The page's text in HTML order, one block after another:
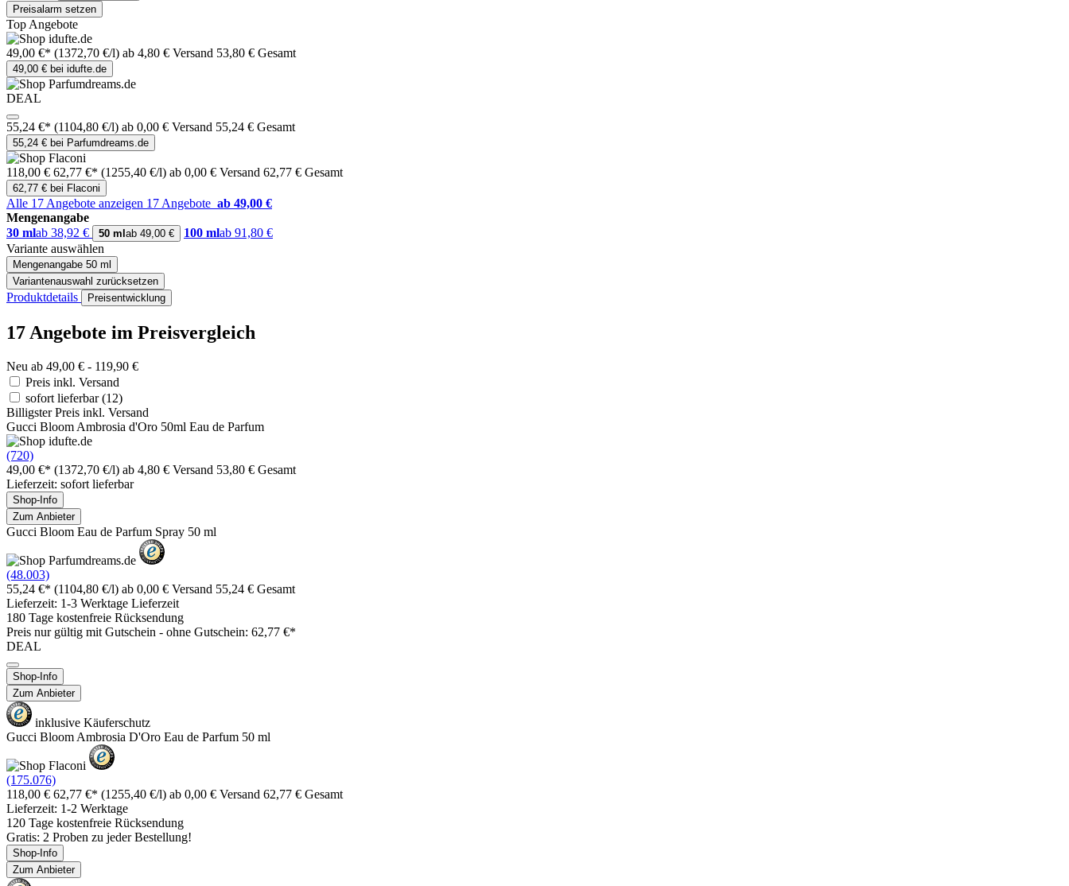
Preisalarm setzen
Top Angebote
49,00 €* (1372,70 €/l) ab 4,80 € Versand 53,80 € Gesamt
49,00 € bei idufte.de
DEAL
55,24 €* (1104,80 €/l) ab 0,00 € Versand 55,24 € Gesamt
55,24 € bei Parfumdreams.de
118,00 € 62,77 €* (1255,40 €/l) ab 0,00 € Versand 62,77 € Gesamt
62,77 € bei Flaconi
Alle 17 Angebote anzeigen 17 Angebote ab 49,00 €
Mengenangabe
30 mlab 38,92 € 50 ml ab 49,00 € 100 mlab 91,80 €
Variante auswählen
Mengenangabe 50 ml
Variantenauswahl zurücksetzen
Produktdetails Preisentwicklung
17 Angebote im Preisvergleich
Neu ab 49,00 € - 119,90 €
Preis inkl. Versand
sofort lieferbar(12)
Billigster Preis inkl. Versand
Gucci Bloom Ambrosia d'Oro 50ml Eau de Parfum
(720)
49,00 €* (1372,70 €/l) ab 4,80 € Versand 53,80 € Gesamt
Lieferzeit: sofort lieferbar
Shop-Info
Zum Anbieter
Gucci Bloom Eau de Parfum Spray 50 ml
(48.003)
55,24 €* (1104,80 €/l) ab 0,00 € Versand 55,24 € Gesamt
Lieferzeit: 1-3 Werktage Lieferzeit
180 Tage kostenfreie Rücksendung
Preis nur gültig mit Gutschein - ohne Gutschein: 62,77 €*
DEAL
Shop-Info
Zum Anbieter
inklusive Käuferschutz
Gucci Bloom Ambrosia D'Oro Eau de Parfum 50 ml
(175.076)
118,00 € 62,77 €* (1255,40 €/l) ab 0,00 € Versand 62,77 € Gesamt
Lieferzeit: 1-2 Werktage
120 Tage kostenfreie Rücksendung
Gratis: 2 Proben zu jeder Bestellung!
Shop-Info
Zum Anbieter